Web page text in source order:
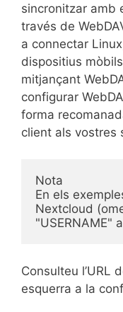
sincronitzar amb
través de
a connectar
dispositius
mitjançant
configurar
forma
client als vostres
Nota
En els
Nextcloud
"USERNAME"
Consulteu l’URL
esquerra a la